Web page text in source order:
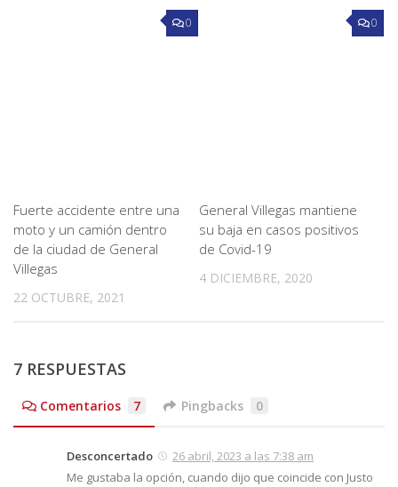
0
Fuerte accidente entre una
moto y un camión dentro
de la ciudad de General
Villegas
22 OCTUBRE, 2021
0
General Villegas mantiene
su baja en casos positivos
de Covid-19
4 DICIEMBRE, 2020
7 RESPUESTAS
Comentarios 7 Pingbacks 0
Desconcertado
26 abril, 2023 a las 7:38 am
Me gustaba la opción, cuando dijo que coincide con Justo